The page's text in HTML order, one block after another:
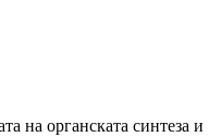
на органската синтеза и